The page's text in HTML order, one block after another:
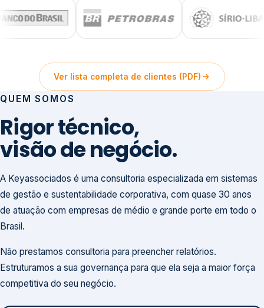
Ver lista completa de clientes (PDF)
QUEM SOMOS
Rigor técnico,
visão de negócio.
A Keyassociados é uma consultoria especializada em sistemas
de gestão e sustentabilidade corporativa, com quase 30 anos
de atuação com empresas de médio e grande porte em todo o
Brasil.
Não prestamos consultoria para preencher relatórios.
Estruturamos a sua governança para que ela seja a maior força
competitiva do seu negócio.